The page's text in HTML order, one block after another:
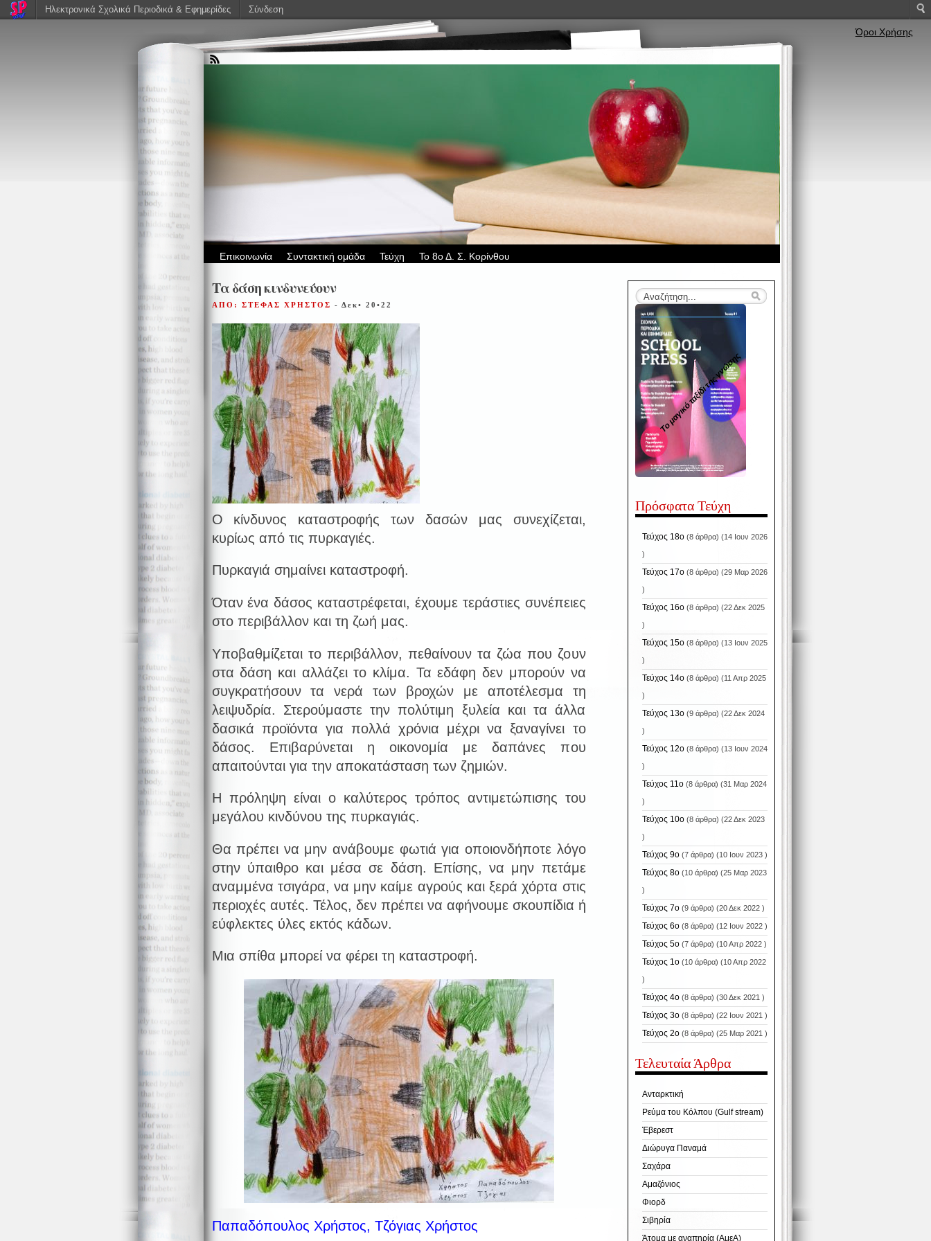
Επικοινωνία Συντακτική ομάδα Τεύχη Το 8ο Δ. Σ. Κορίνθου
Τα δάση κινδυνεύουν
ΑΠΟ: ΣΤΕΦΑΣ ΧΡΗΣΤΟΣ - Δεκ• 20•22
Ο κίνδυνος καταστροφής των δασών μας συνεχίζεται,
κυρίως από τις πυρκαγιές.
Πυρκαγιά σημαίνει καταστροφή.
Όταν ένα δάσος καταστρέφεται, έχουμε τεράστιες συνέπειες
στο περιβάλλον και τη ζωή μας.
Υποβαθμίζεται το περιβάλλον, πεθαίνουν τα ζώα που ζουν
στα δάση και αλλάζει το κλίμα. Τα εδάφη δεν μπορούν να
συγκρατήσουν τα νερά των βροχών με αποτέλεσμα τη
λειψυδρία. Στερούμαστε την πολύτιμη ξυλεία και τα άλλα
δασικά προϊόντα για πολλά χρόνια μέχρι να ξαναγίνει το
δάσος. Επιβαρύνεται η οικονομία με δαπάνες που
απαιτούνται για την αποκατάσταση των ζημιών.
Η πρόληψη είναι ο καλύτερος τρόπος αντιμετώπισης του
μεγάλου κινδύνου της πυρκαγιάς.
Θα πρέπει να μην ανάβουμε φωτιά για οποιονδήποτε λόγο
στην ύπαιθρο και μέσα σε δάση. Επίσης, να μην πετάμε
αναμμένα τσιγάρα, να μην καίμε αγρούς και ξερά χόρτα στις
περιοχές αυτές. Τέλος, δεν πρέπει να αφήνουμε σκουπίδια ή
εύφλεκτες ύλες εκτός κάδων.
Μια σπίθα μπορεί να φέρει τη καταστροφή.
Παπαδόπουλος Χρήστος, Τζόγιας Χρήστος
Το μαγικό ταξίδι της γνώσης
Πρόσφατα Τεύχη
Τεύχος 18ο(8 άρθρα) (14 Ιουν 2026
)
Τεύχος 17ο(8 άρθρα) (29 Μαρ 2026
)
Τεύχος 16ο(8 άρθρα) (22 Δεκ 2025
)
Τεύχος 15ο(8 άρθρα) (13 Ιουν 2025
)
Τεύχος 14ο(8 άρθρα) (11 Απρ 2025
)
Τεύχος 13ο(9 άρθρα) (22 Δεκ 2024
)
Τεύχος 12ο(8 άρθρα) (13 Ιουν 2024
)
Τεύχος 11ο(8 άρθρα) (31 Μαρ 2024
)
Τεύχος 10ο(8 άρθρα) (22 Δεκ 2023
)
Τεύχος 9ο(7 άρθρα) (10 Ιουν 2023 )
Τεύχος 8ο(10 άρθρα) (25 Μαρ 2023
)
Τεύχος 7ο(9 άρθρα) (20 Δεκ 2022 )
Τεύχος 6ο(8 άρθρα) (12 Ιουν 2022 )
Τεύχος 5ο(7 άρθρα) (10 Απρ 2022 )
Τεύχος 1ο(10 άρθρα) (10 Απρ 2022
)
Τεύχος 4ο(8 άρθρα) (30 Δεκ 2021 )
Τεύχος 3ο(8 άρθρα) (22 Ιουν 2021 )
Τεύχος 2ο(8 άρθρα) (25 Μαρ 2021 )
Τελευταία Άρθρα
Ανταρκτική
Ρεύμα του Κόλπου (Gulf stream)
Έβερεστ
Διώρυγα Παναμά
Σαχάρα
Αμαζόνιος
Φιορδ
Σιβηρία
Άτομα με αναπηρία (ΑμεΑ)
Όροι Χρήσης
Ηλεκτρονικά Σχολικά Περιοδικά & Εφημερίδες Σύνδεση